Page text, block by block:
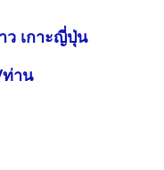
ว เกาะญี่ปุ่น
ท่าน